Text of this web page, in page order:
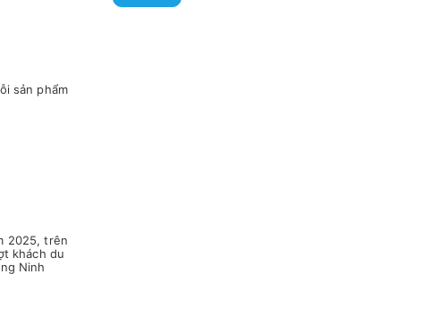
sản phẩm
2025, trên
khách du
Ninh